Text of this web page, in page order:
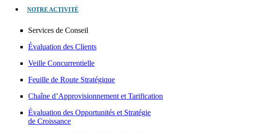
NOTRE ACTIVITÉ
Services de Conseil
Évaluation des Clients
Veille Concurrentielle
Feuille de Route Stratégique
Chaîne d’Approvisionnement et Tarification
Évaluation des Opportunités et Stratégie
de Croissance